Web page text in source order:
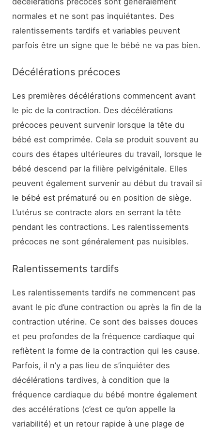
normales et ne sont pas inquiétantes. Des
ralentissements tardifs et variables peuvent
parfois être un signe que le bébé ne va pas bien.
Décélérations précoces
Les premières décélérations commencent avant
le pic de la contraction. Des décélérations
précoces peuvent survenir lorsque la tête du
bébé est comprimée. Cela se produit souvent au
cours des étapes ultérieures du travail, lorsque le
bébé descend par la filière pelvigénitale. Elles
peuvent également survenir au début du travail si
le bébé est prématuré ou en position de siège.
L’utérus se contracte alors en serrant la tête
pendant les contractions. Les ralentissements
précoces ne sont généralement pas nuisibles.
Ralentissements tardifs
Les ralentissements tardifs ne commencent pas
avant le pic d’une contraction ou après la fin de la
contraction utérine. Ce sont des baisses douces
et peu profondes de la fréquence cardiaque qui
reflètent la forme de la contraction qui les cause.
Parfois, il n’y a pas lieu de s’inquiéter des
décélérations tardives, à condition que la
fréquence cardiaque du bébé montre également
des accélérations (c’est ce qu’on appelle la
variabilité) et un retour rapide à une plage de